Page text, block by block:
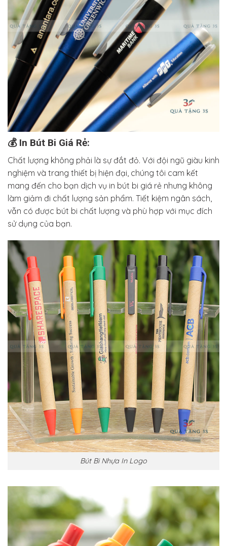
💰 In Bút Bi Giá Rẻ:
Chất lượng không phải là sự đắt đỏ. Với đội ngũ giàu kinh
nghiệm và trang thiết bị hiện đại, chúng tôi cam kết
mang đến cho bạn dịch vụ in bút bi giá rẻ nhưng không
làm giảm đi chất lượng sản phẩm. Tiết kiệm ngân sách,
vẫn có được bút bi chất lượng và phù hợp với mục đích
sử dụng của bạn.
Bút Bi Nhựa In Logo